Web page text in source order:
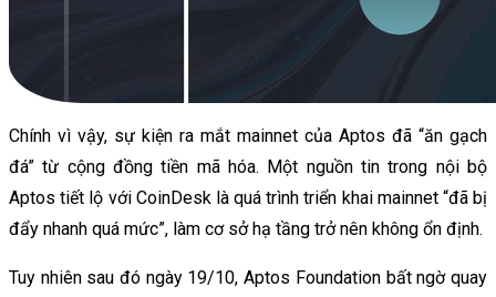
Chính vì vậy, sự kiện ra mắt mainnet của Aptos đã “ăn gạch
đá” từ cộng đồng tiền mã hóa. Một nguồn tin trong nội bộ
Aptos tiết lộ với CoinDesk là quá trình triển khai mainnet “đã bị
đẩy nhanh quá mức”, làm cơ sở hạ tầng trở nên không ổn định.
Tuy nhiên sau đó ngày 19/10, Aptos Foundation bất ngờ quay